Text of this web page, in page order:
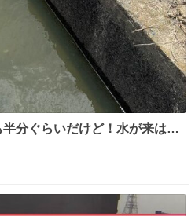
分ぐらいだけど！水が来はじ
方々ありがとーーー
！！！！！！！！！！！！！